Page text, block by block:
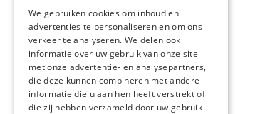
We gebruiken cookies om inhoud en
advertenties te personaliseren en om ons
verkeer te analyseren. We delen ook
informatie over uw gebruik van onze site
met onze advertentie- en analysepartners,
die deze kunnen combineren met andere
informatie die u aan hen heeft verstrekt of
die zij hebben verzameld door uw gebruik